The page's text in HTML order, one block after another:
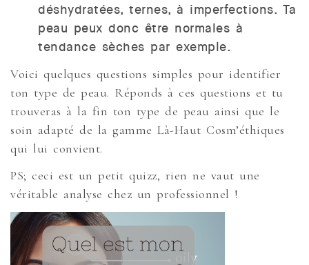
déshydratées, ternes, à imperfections. Ta
peau peux donc être normales à
tendance sèches par exemple.
Voici quelques questions simples pour identifier
ton type de peau. Réponds à ces questions et tu
trouveras à la fin ton type de peau ainsi que le
soin adapté de la gamme Là-Haut Cosm’éthiques
qui lui convient.
PS; ceci est un petit quizz, rien ne vaut une
véritable analyse chez un professionnel !